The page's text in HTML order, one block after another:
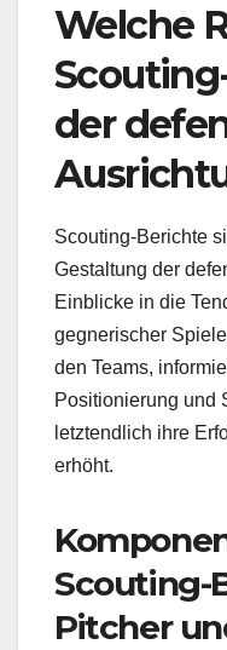
Welche
der
Scouting-Berichte
Gestaltung der
Einblicke in die
gegnerischer
den Teams,
Positionierung und
letztendlich ihre
erhöht.
Scouting-
Pitcher